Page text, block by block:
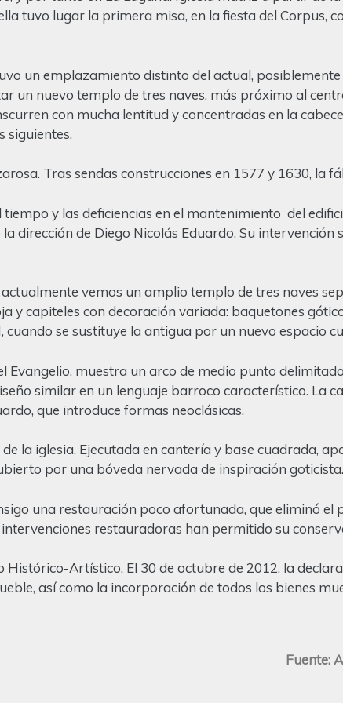
tuvo lugar la primera misa, en la fiesta del Corpus,
un emplazamiento distinto del actual,
un nuevo templo de tres naves, más próximo al
con mucha lentitud y concentradas en la
siguientes.
Tras sendas construcciones en 1577 y 1630, la
y las deficiencias en el mantenimiento del
dirección de Diego Nicolás Eduardo. Su intervención
vemos un amplio templo de tres naves
y capiteles con decoración variada: baquetones
cuando se sustituye la antigua por un nuevo espacio
muestra un arco de medio punto
similar en un lenguaje barroco característico. La
que introduce formas neoclásicas.
la iglesia. Ejecutada en cantería y base cuadrada,
por una bóveda nervada de inspiración goticista.
una restauración poco afortunada, que eliminó
restauradoras han permitido su
Histórico-Artístico. El 30 de octubre de 2012, la
así como la incorporación de todos los bienes
Fuente: